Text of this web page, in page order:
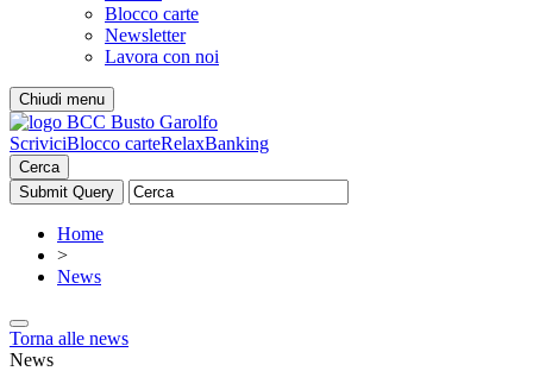
Blocco carte
Newsletter
Lavora con noi
Chiudi menu
ScriviciBlocco carteRelaxBanking
Cerca
Home
>
News
Torna alle news
News